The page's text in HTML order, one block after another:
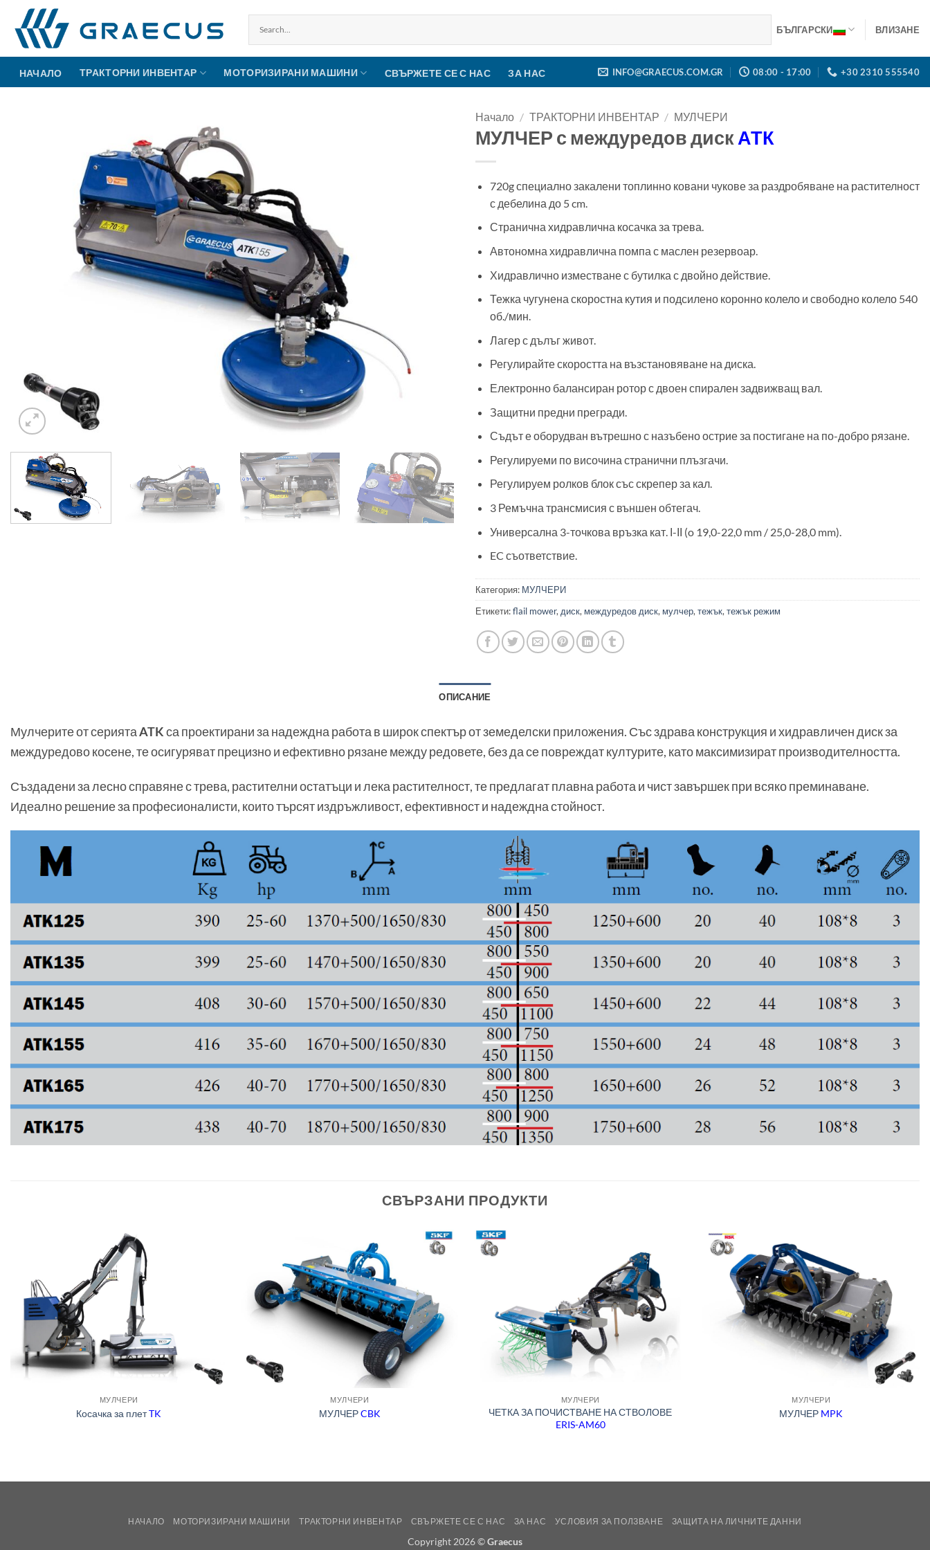
content
БЪЛГАРСКИ ВЛИЗАНЕ
НАЧАЛО ТРАКТОРНИ ИНВЕНТАР МОТОРИЗИРАНИ МАШИНИ СВЪРЖЕТЕ СЕ С НАС ЗА НАС INFO@GRAECUS.COM.GR 08:00 - 17:00 +30 2310 555540
Начало / ТРАКТОРНИ ИНВЕНТАР / МУЛЧЕРИ
МУЛЧЕР с междуредов дискАТК
720g специално закалени топлинно ковани чукове за раздробяване на растителност
с дебелина до 5 cm.
Странична хидравлична косачка за трева.
Автономна хидравлична помпа с маслен резервоар.
Хидравлично изместване с бутилка с двойно действие.
Тежка чугунена скоростна кутия и подсилено коронно колело и свободно колело 540
об./мин.
Лагер с дълъг живот.
Регулирайте скоростта на възстановяване на диска.
Електронно балансиран ротор с двоен спирален задвижващ вал.
Защитни предни прегради.
Съдът е оборудван вътрешно с назъбено острие за постигане на по-добро рязане.
Регулируеми по височина странични плъзгачи.
Регулируем ролков блок със скрепер за кал.
3 Ремъчна трансмисия с външен обтегач.
Универсална 3-точкова връзка кат. Ι-ΙΙ (o 19,0-22,0 mm / 25,0-28,0 mm).
EC съответствие.
Категория: МУЛЧЕРИ
Етикети:flail mower, диск, междуредов диск, мулчер, тежък, тежък режим
ОПИСАНИЕ
Мулчерите от сериятаATKса проектирани за надеждна работа в широк спектър от земеделски приложения. Със здрава конструкция и хидравличен диск за
междуредово косене, те осигуряват прецизно и ефективно рязане между редовете, без да се повреждат културите, като максимизират производителността.
Създадени за лесно справяне с трева, растителни остатъци и лека растителност, те предлагат плавна работа и чист завършек при всяко преминаване.
Идеално решение за професионалисти, които търсят издръжливост, ефективност и надеждна стойност.
СВЪРЗАНИ ПРОДУКТИ
МУЛЧЕРИ
Косачка за плетTK
МУЛЧЕРИ
МУЛЧЕРCBK
МУЛЧЕРИ
ЧЕТКА ЗА ПОЧИСТВАНЕ НА СТВОЛОВЕ
ERIS-AM60
МУЛЧЕРИ
МУЛЧЕР MPK
НАЧАЛО МОТОРИЗИРАНИ МАШИНИ ТРАКТОРНИ ИНВЕНТАР СВЪРЖЕТЕ СЕ С НАС ЗА НАС УСЛОВИЯ ЗА ПОЛЗВАНЕ ЗАЩИТА НА ЛИЧНИТЕ ДАННИ
Copyright 2026 ©Graecus